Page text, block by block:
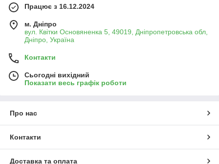
Працює з 16.12.2024
м. Дніпро
вул. Квітки Основяненка 5, 49019, Дніпропетровська обл,
Дніпро, Україна
Контакти
Сьогодні вихідний
Показати весь графік роботи
Про нас
Контакти
Доставка та оплата